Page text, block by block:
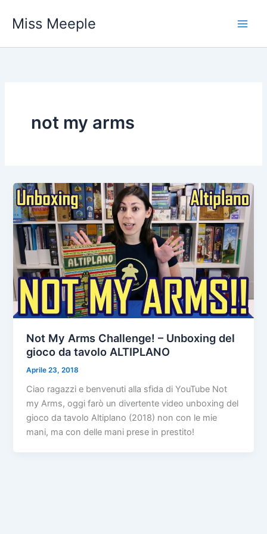
Miss Meeple
not my arms
Not My Arms Challenge! – Unboxing del
gioco da tavolo ALTIPLANO
Aprile 23, 2018
Ciao ragazzi e benvenuti alla sfida di YouTube Not
my Arms, oggi farò un divertente video unboxing del
gioco da tavolo Altiplano (2018) non con le mie
mani, ma con delle mani prese in prestito!